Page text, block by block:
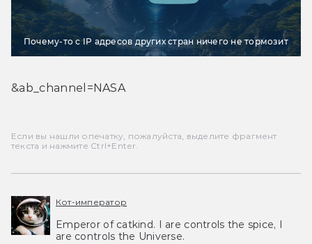
Почему-то с IP адресов других стран ничего не тормозит
&ab_channel=NASA
Если вы нашли опечатку, пожалуйста, выделите фрагмент
текста и нажмите Ctrl+Enter.
Кот-император
Emperor of catkind. I are controls the spice, I
are controls the Universe.